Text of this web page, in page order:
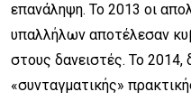
επανάληψη. Το 2013 οι
υπαλλήλων αποτέλεσαν
στους δανειστές. Το 2014,
«συνταγματικής»